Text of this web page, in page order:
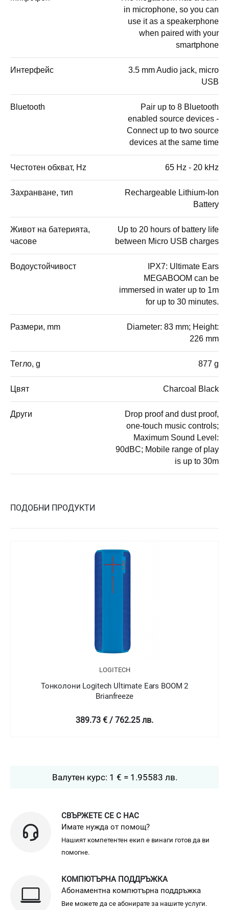
in microphone, so you can
use it as a speakerphone
when paired with your
smartphone
Интерфейс
3.5 mm Audio jack, micro
USB
Bluetooth
Pair up to 8 Bluetooth
enabled source devices -
Connect up to two source
devices at the same time
Честотен обхват, Hz 65 Hz - 20 kHz
Захранване, тип
Rechargeable Lithium-Ion
Battery
Живот на батерията,
часове
Up to 20 hours of battery life
between Micro USB charges
Водоустойчивост
IPX7: Ultimate Ears
MEGABOOM can be
immersed in water up to 1m
for up to 30 minutes.
Размери, mm
Diameter: 83 mm; Height:
226 mm
Тегло, g 877 g
Цвят Charcoal Black
Други
Drop proof and dust proof,
one-touch music controls;
Maximum Sound Level:
90dBC; Mobile range of play
is up to 30m
ПОДОБНИ ПРОДУКТИ
LOGITECH
Тонколони Logitech Ultimate Ears ROLL 2
Habanero
195.84 € / 383.03 лв.
Валутен курс: 1 € = 1.95583 лв.
СВЪРЖЕТЕ СЕ С НАС
Имате нужда от помощ?
Нашият компетентен екип е винаги готов да ви
помогне.
КОМПЮТЪРНА ПОДДРЪЖКА
Абонаментна компютърна поддръжка
Вие можете да се абонирате за нашите услуги.